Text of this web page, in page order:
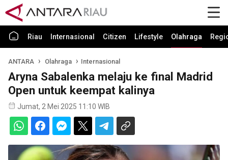
Riau Internasional Citizen Lifestyle Olahraga
ANTARA Olahraga Internasional
Aryna Sabalenka melaju ke final Madrid
Open untuk keempat kalinya
Jumat, 2 Mei 2025 11:10 WIB